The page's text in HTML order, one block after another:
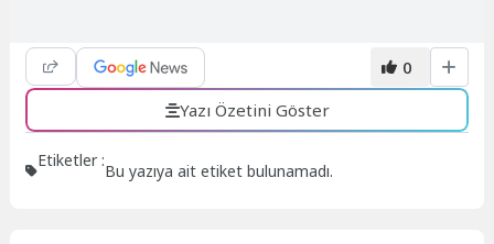
0
Yazı Özetini Göster
Etiketler :Bu yazıya ait etiket bulunamadı.